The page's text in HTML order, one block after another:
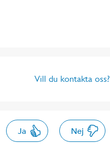
Vill du kontakta oss?
Ja Nej